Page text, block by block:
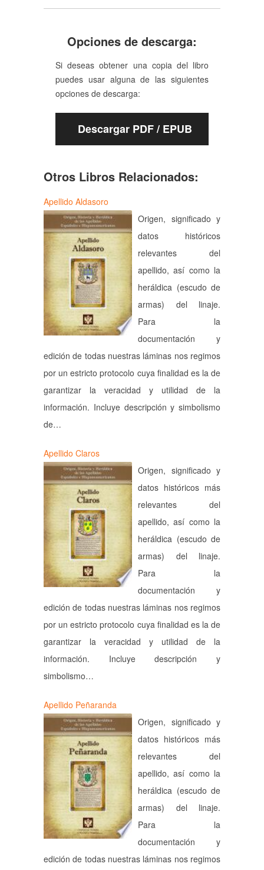
Opciones de descarga:
Si deseas obtener una copia del libro
puedes usar alguna de las siguientes
opciones de descarga:
Descargar PDF / EPUB
Otros Libros Relacionados:
Apellido Aldasoro
Origen, significado y
datos históricos
relevantes del
apellido, así como la
heráldica (escudo de
armas) del linaje.
Para la
documentación y
edición de todas nuestras láminas nos regimos
por un estricto protocolo cuya finalidad es la de
garantizar la veracidad y utilidad de la
información. Incluye descripción y simbolismo
de…
Apellido Claros
Origen, significado y
datos históricos más
relevantes del
apellido, así como la
heráldica (escudo de
armas) del linaje.
Para la
documentación y
edición de todas nuestras láminas nos regimos
por un estricto protocolo cuya finalidad es la de
garantizar la veracidad y utilidad de la
información. Incluye descripción y
simbolismo…
Apellido Peñaranda
Origen, significado y
datos históricos más
relevantes del
apellido, así como la
heráldica (escudo de
armas) del linaje.
Para la
documentación y
edición de todas nuestras láminas nos regimos